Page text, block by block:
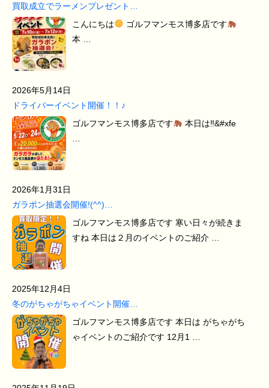
買取成立でラーメンプレゼント…
こんにちは
ゴルフマンモス博多店です
本 …
2026年5月14日
ドライバーイベント開催！！♪
ゴルフマンモス博多店です
本日は‼&#xfe
2026年1月31日
ガラポン抽選会開催!(^^)…
ゴルフマンモス博多店です 寒い日々が続きま
すね 本日は２月のイベントのご紹介 …
2025年12月4日
冬のがちゃがちゃイベント開催…
ゴルフマンモス博多店です 本日は がちゃがち
ゃイベントのご紹介です 12月1 …